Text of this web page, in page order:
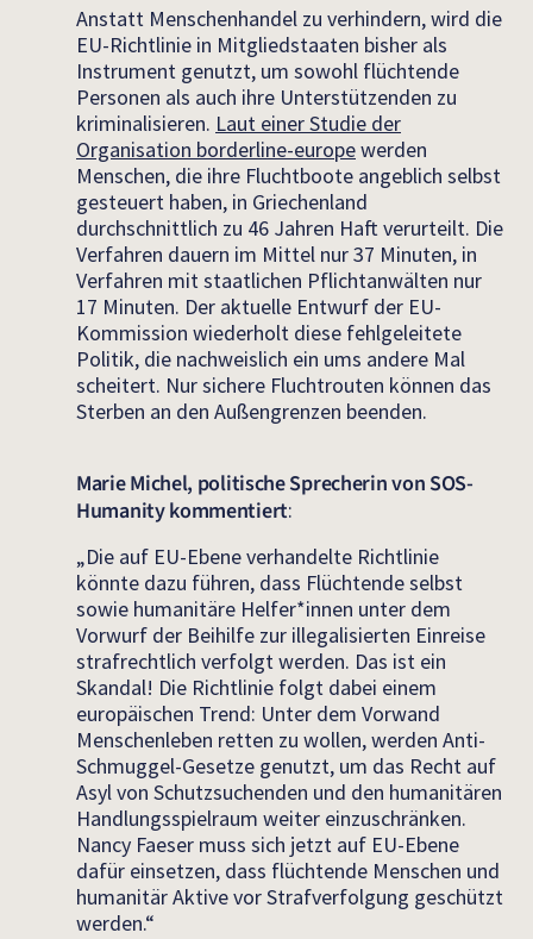
Anstatt Menschenhandel zu verhindern, wird die
EU-Richtlinie in Mitgliedstaaten bisher als
Instrument genutzt, um sowohl flüchtende
Personen als auch ihre Unterstützenden zu
kriminalisieren. Laut einer Studie der
Organisation borderline-europewerden
Menschen, die ihre Fluchtboote angeblich selbst
gesteuert haben, in Griechenland
durchschnittlich zu 46 Jahren Haft verurteilt. Die
Verfahren dauern im Mittel nur 37 Minuten, in
Verfahren mit staatlichen Pflichtanwälten nur
17 Minuten. Der aktuelle Entwurf der EU-
Kommission wiederholt diese fehlgeleitete
Politik, die nachweislich ein ums andere Mal
scheitert. Nur sichere Fluchtrouten können das
Sterben an den Außengrenzen beenden.
Marie Michel, politische Sprecherin von SOS-
Humanity kommentiert:
„Die auf EU-Ebene verhandelte Richtlinie
könnte dazu führen, dass Flüchtende selbst
sowie humanitäre Helfer*innen unter dem
Vorwurf der Beihilfe zur illegalisierten Einreise
strafrechtlich verfolgt werden. Das ist ein
Skandal! Die Richtlinie folgt dabei einem
europäischen Trend: Unter dem Vorwand
Menschenleben retten zu wollen, werden Anti-
Schmuggel-Gesetze genutzt, um das Recht auf
Asyl von Schutzsuchenden und den humanitären
Handlungsspielraum weiter einzuschränken.
Nancy Faeser muss sich jetzt auf EU-Ebene
dafür einsetzen, dass flüchtende Menschen und
humanitär Aktive vor Strafverfolgung geschützt
werden.“